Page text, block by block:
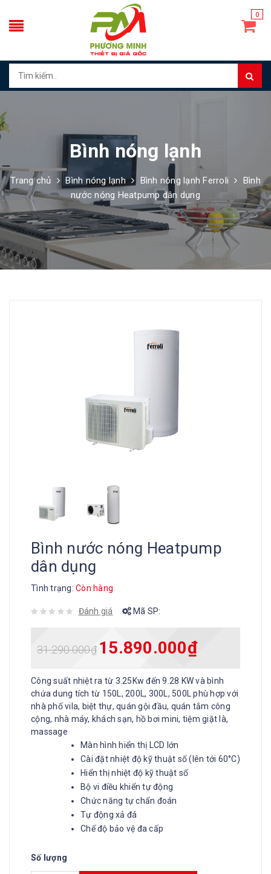
0
Bình nóng lạnh
Trang chủ Bình nóng lạnh Bình nóng lạnh Ferroli
Bình
nước nóng Heatpump dân dụng
Bình nước nóng Heatpump
dân dụng
Tình trạng: Còn hàng
Đánh giá Mã SP:
31.290.000₫ 15.890.000₫
Công suất nhiệt ra từ 3.25Kw đến 9.28 KW và bình
chứa dung tích từ 150L, 200L, 300L, 500L phù hợp với
nhà phố vila, biệt thự, quán gội đầu, quán tắm công
cộng, nhà máy, khách sạn, hồ bơi mini, tiệm giặt là,
massage
Màn hình hiển thị LCD lớn
Cài đặt nhiệt độ kỹ thuật số (lên tới 60°C)
Hiển thị nhiệt độ kỹ thuật số
Bộ vi điều khiển tự động
Chức năng tự chẩn đoán
Tự động xả đá
Chế độ bảo vệ đa cấp
Số lượng